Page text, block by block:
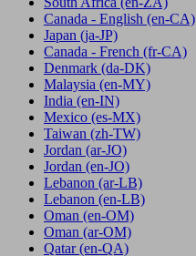
Canada - English (en-CA)
Japan (ja-JP)
Canada - French (fr-CA)
Denmark (da-DK)
Malaysia (en-MY)
India (en-IN)
Mexico (es-MX)
Taiwan (zh-TW)
Jordan (ar-JO)
Jordan (en-JO)
Lebanon (ar-LB)
Lebanon (en-LB)
Oman (en-OM)
Oman (ar-OM)
Qatar (en-QA)